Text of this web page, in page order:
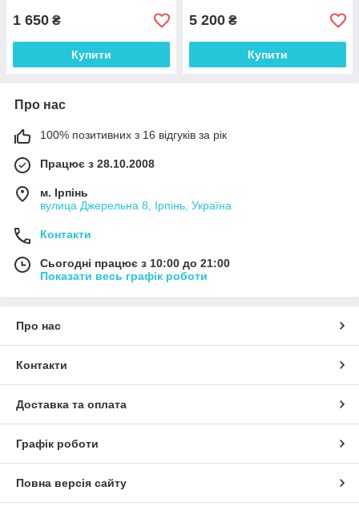
1 650 ₴
Купити
5 200 ₴
Купити
Про нас
100% позитивних з 16 відгуків за рік
Працює з 28.10.2008
м. Ірпінь
вулица Джерельна 8, Ірпінь, Україна
Контакти
Сьогодні працює з 10:00 до 21:00
Показати весь графік роботи
Про нас
Контакти
Доставка та оплата
Графік роботи
Повна версія сайту